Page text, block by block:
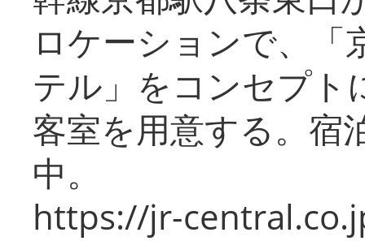
ロケーションで、「
テル」をコンセプト
客室を用意する。宿
中。
https://jr-